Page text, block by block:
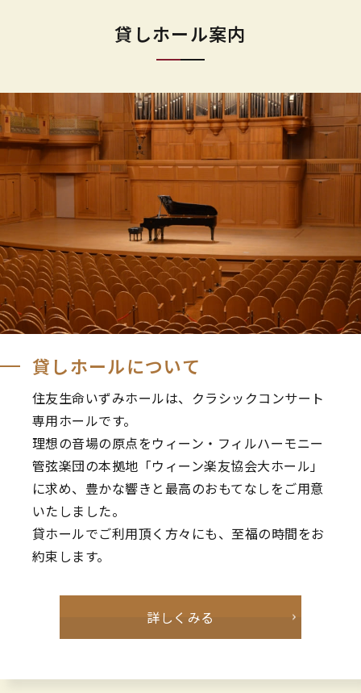
貸しホール案内
貸しホールについて
住友生命いずみホールは、クラシックコンサート
専用ホールです。
理想の音場の原点をウィーン・フィルハーモニー
管弦楽団の本拠地「ウィーン楽友協会大ホール」
に求め、豊かな響きと最高のおもてなしをご用意
いたしました。
貸ホールでご利用頂く方々にも、至福の時間をお
約束します。
詳しくみる